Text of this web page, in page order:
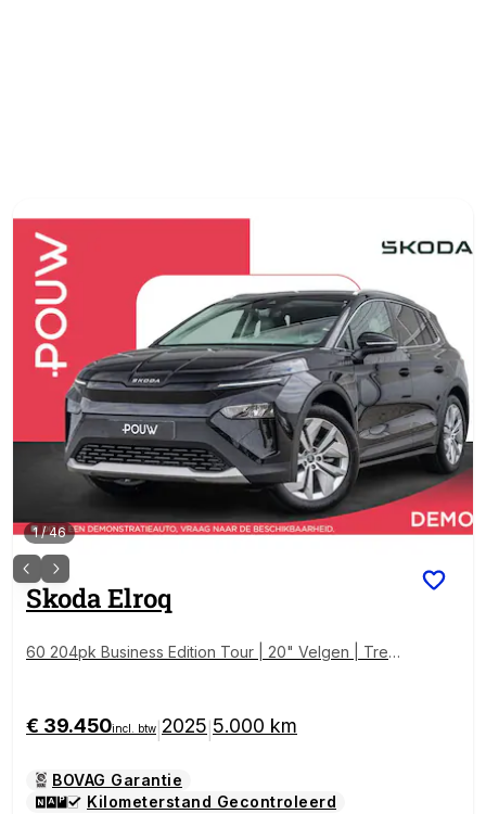
1/46
SkodaElroq
60 204pk Business Edition Tour | 20" Velgen | Trekh
€ 39.450incl. btw 2025 5.000 km
BOVAG Garantie
Kilometerstand Gecontroleerd